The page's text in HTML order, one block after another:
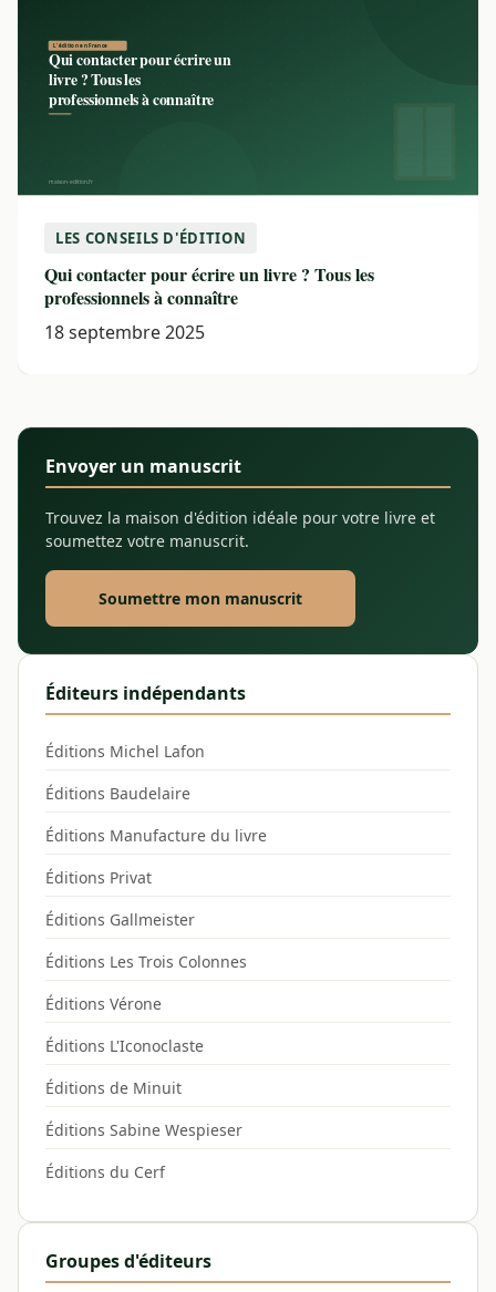
LES CONSEILS D'ÉDITION
Qui contacter pour écrire un livre ? Tous les
professionnels à connaître
18 septembre 2025
Envoyer un manuscrit
Trouvez la maison d'édition idéale pour votre livre et
soumettez votre manuscrit.
Soumettre mon manuscrit
Éditeurs indépendants
Éditions Michel Lafon
Éditions Baudelaire
Éditions Manufacture du livre
Éditions Privat
Éditions Gallmeister
Éditions Les Trois Colonnes
Éditions Vérone
Éditions L'Iconoclaste
Éditions de Minuit
Éditions Sabine Wespieser
Éditions du Cerf
Groupes d'éditeurs